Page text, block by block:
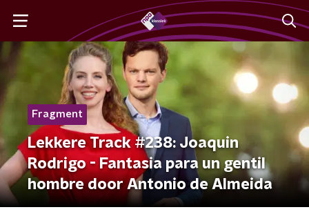
Fragment
Lekkere Track #238: Joaquin
Rodrigo - Fantasia para un gentil
hombre door Antonio de Almeida